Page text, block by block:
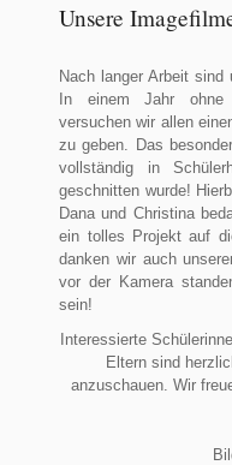
Unsere
Nach langer Arbeit sind
In einem Jahr
versuchen wir allen
zu geben. Das
vollständig in
geschnitten wurde!
Dana und Christina
ein tolles Projekt auf
danken wir auch
vor der Kamera
sein!
Interessierte
Eltern sind
anzuschauen. Wir